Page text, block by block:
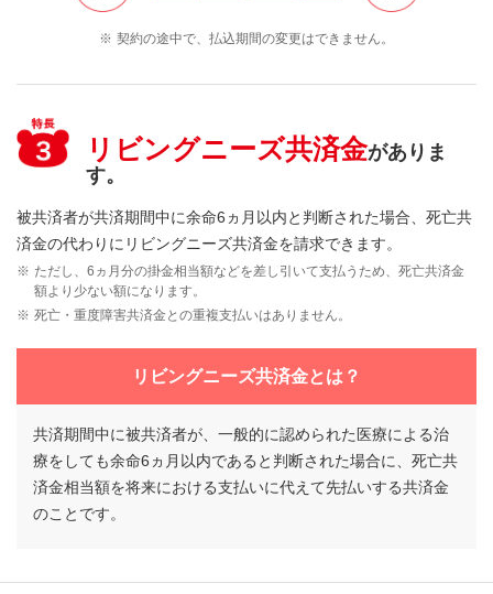
※ 契約の途中で、払込期間の変更はできません。
リビングニーズ共済金がありま
す。
被共済者が共済期間中に余命6ヵ月以内と判断された場合、死亡共
済金の代わりにリビングニーズ共済金を請求できます。
※ ただし、6ヵ月分の掛金相当額などを差し引いて支払うため、死亡共済金
額より少ない額になります。
※ 死亡・重度障害共済金との重複支払いはありません。
リビングニーズ共済金とは？
共済期間中に被共済者が、一般的に認められた医療による治
療をしても余命6ヵ月以内であると判断された場合に、死亡共
済金相当額を将来における支払いに代えて先払いする共済金
のことです。